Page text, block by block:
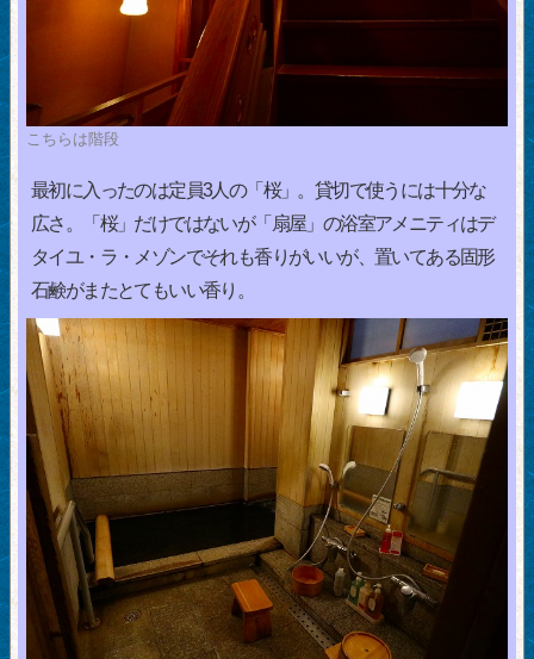
こちらは階段
最初に入ったのは定員3人の「桜」。貸切で使うには十分な
広さ。「桜」だけではないが「扇屋」の浴室アメニティはデ
タイユ・ラ・メゾンでそれも香りがいいが、置いてある固形
石鹸がまたとてもいい香り。